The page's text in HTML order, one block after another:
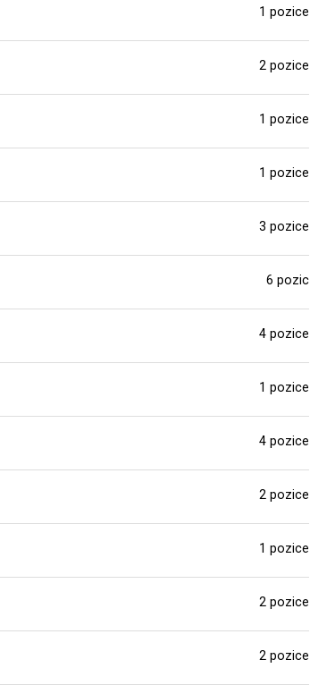
1 pozice
2 pozice
1 pozice
1 pozice
3 pozice
6 pozic
4 pozice
1 pozice
4 pozice
2 pozice
1 pozice
2 pozice
2 pozice